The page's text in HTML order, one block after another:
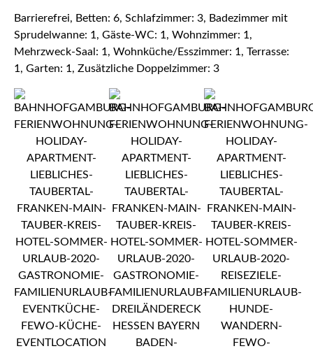
Barrierefrei, Betten: 6, Schlafzimmer: 3, Badezimmer mit
Sprudelwanne: 1, Gäste-WC: 1, Wohnzimmer: 1,
Mehrzweck-Saal: 1, Wohnküche/Esszimmer: 1, Terrasse:
1, Garten: 1, Zusätzliche Doppelzimmer: 3